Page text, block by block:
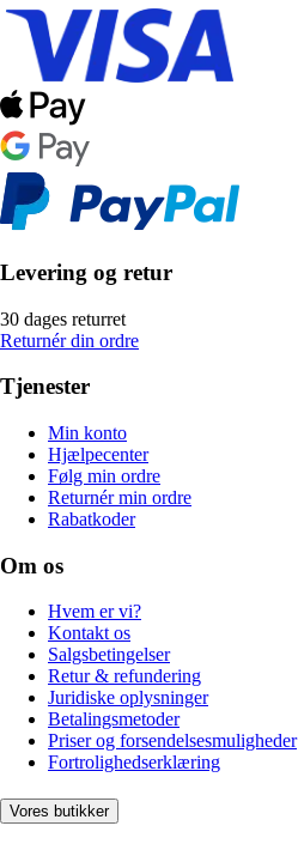
Levering og retur
30 dages returret
Returnér din ordre
Tjenester
Min konto
Hjælpecenter
Følg min ordre
Returnér min ordre
Rabatkoder
Om os
Hvem er vi?
Kontakt os
Salgsbetingelser
Retur & refundering
Juridiske oplysninger
Betalingsmetoder
Priser og forsendelsesmuligheder
Fortrolighedserklæring
Vores butikker